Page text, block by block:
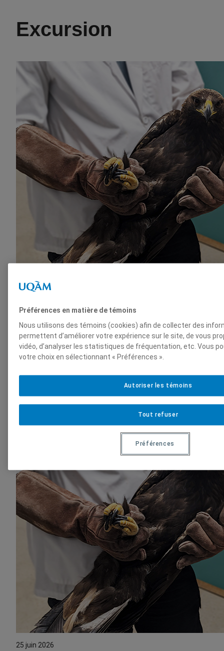
Excursion
Chouette à voir!
En quelques mots Comment se passe leur convalescence?
naturel ? Et que fait-on des oiseaux qui ne pourront pas être
coulisses de Chouette à voir! Au programme, observation de 20
et…
25 juin 2026
Préférences en matière de témoins
Nous utilisons des témoins (cookies) afin de collecter des
permettent d’améliorer votre expérience sur le site, de vous
vidéo, d’analyser les statistiques de fréquentation, etc. Vous
votre choix en sélectionnant « Préférences ».
Tout refuser
Autoriser les témoins
Préférences